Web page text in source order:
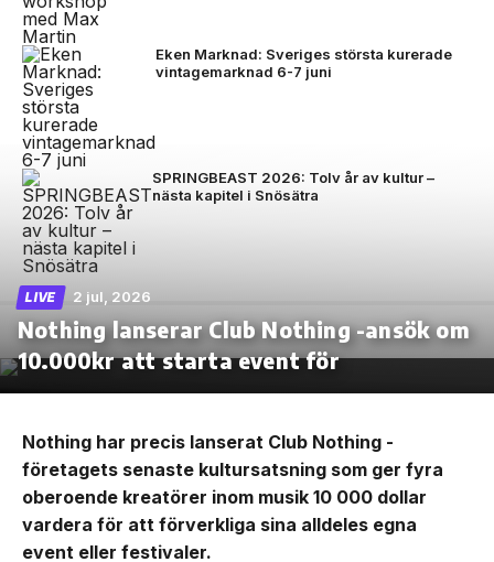
Eken Marknad: Sveriges största kurerade
vintagemarknad 6-7 juni
SPRINGBEAST 2026: Tolv år av kultur –
nästa kapitel i Snösätra
LIVE 2 jul, 2026
Nothing lanserar Club Nothing -ansök om
10.000kr att starta event för
Nothing har precis lanserat Club Nothing -
företagets senaste kultursatsning som ger fyra
oberoende kreatörer inom musik 10 000 dollar
vardera för att förverkliga sina alldeles egna
event eller festivaler.